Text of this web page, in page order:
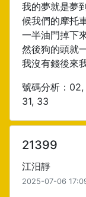
我的夢就是夢
候我們的摩托
一半油門掉下
然後狗的頭就
我沒有錢後來
號碼分析：02,
31, 33
21399
江汨靜
2025-07-06